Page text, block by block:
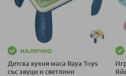
НАЛИЧНО
Детска кухня маса Raya Toys
със звуци и светлини